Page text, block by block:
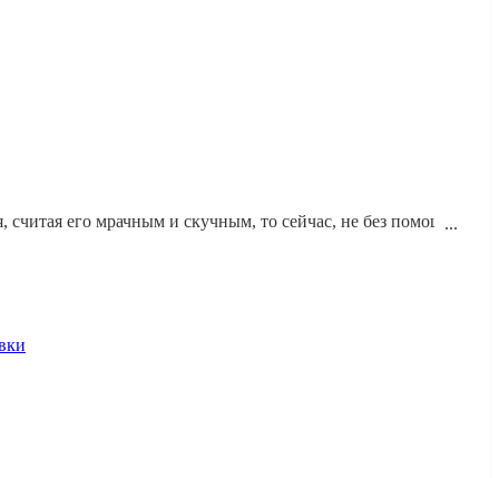
его мрачным и скучным, то сейчас, не без помощи
такого эффекта - расскажем в нашей статье.